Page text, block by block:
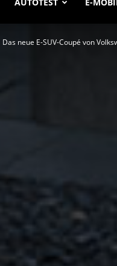
Das neue E-SUV-Coupé von